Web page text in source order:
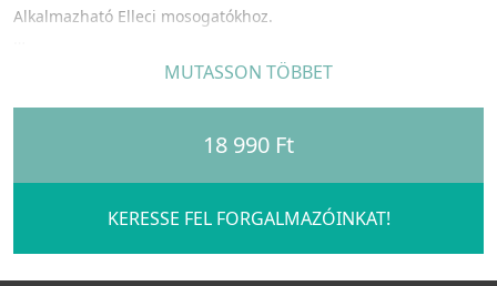
Alkalmazható Elleci mosogatókhoz.
Lehetővé teszi a lefolyó távoli nyitását és zárását. A takarófedél
eltakarja a lefolyót, és egyben design-elemmé válik, amely
tökéletesen illeszkedik a mosogatóhoz, csaptelephez és
MUTASSON TÖBBET
18 990 Ft
KERESSE FEL FORGALMAZÓINKAT!